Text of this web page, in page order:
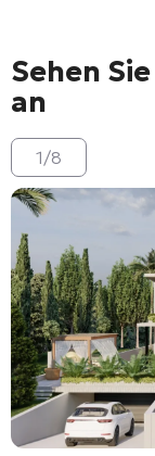
Sehen
an
1/8